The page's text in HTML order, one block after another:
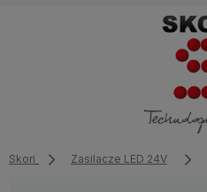
Skori Zasilacze LED 24V